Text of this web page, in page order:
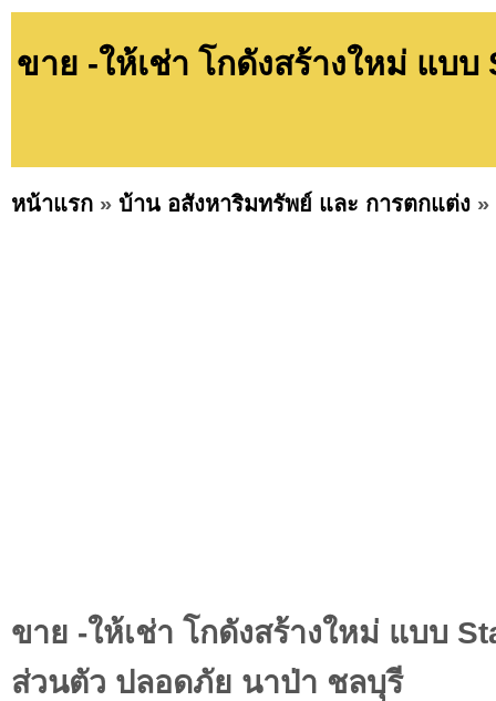
ขาย -ให้เช่า โกดังสร้างใหม่ แบ
หน้าแรก » บ้าน อสังหาริมทรัพย์ และ การตกแต่ง »
ขาย -ให้เช่า โกดังสร้างใหม่ แบบ
ส่วนตัว ปลอดภัย นาป่า ชลบุรี